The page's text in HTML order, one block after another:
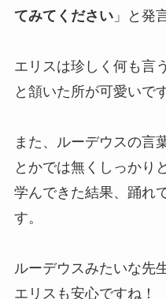
てみてください」と発
エリスは珍しく何も言
と頷いた所が可愛いで
また、ルーデウスの言
とかでは無くしっかり
学んできた結果、踊れ
す。
ルーデウスみたいな先
エリスも安心ですね！